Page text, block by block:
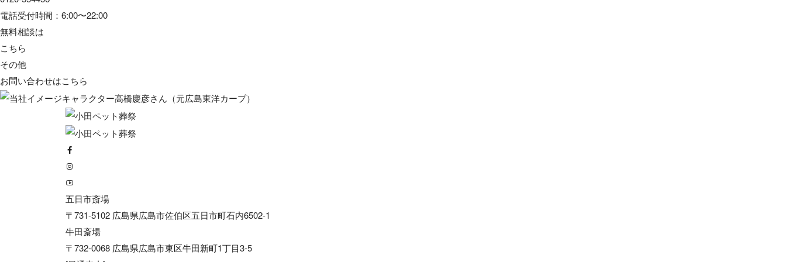
電話受付時間：6:00〜22:00
無料相談は
こちら
その他
お問い合わせはこちら
五日市斎場
〒731-5102 広島県広島市佐伯区五日市町石内6502-1
牛田斎場
〒732-0068 広島県広島市東区牛田新町1丁目3-5